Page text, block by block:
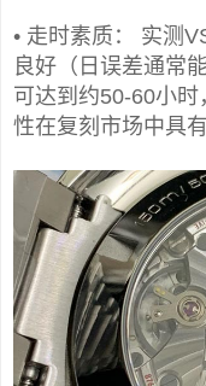
• 走时素质： 实测
良好（日误差通常
可达到约50-60小
性在复刻市场中具